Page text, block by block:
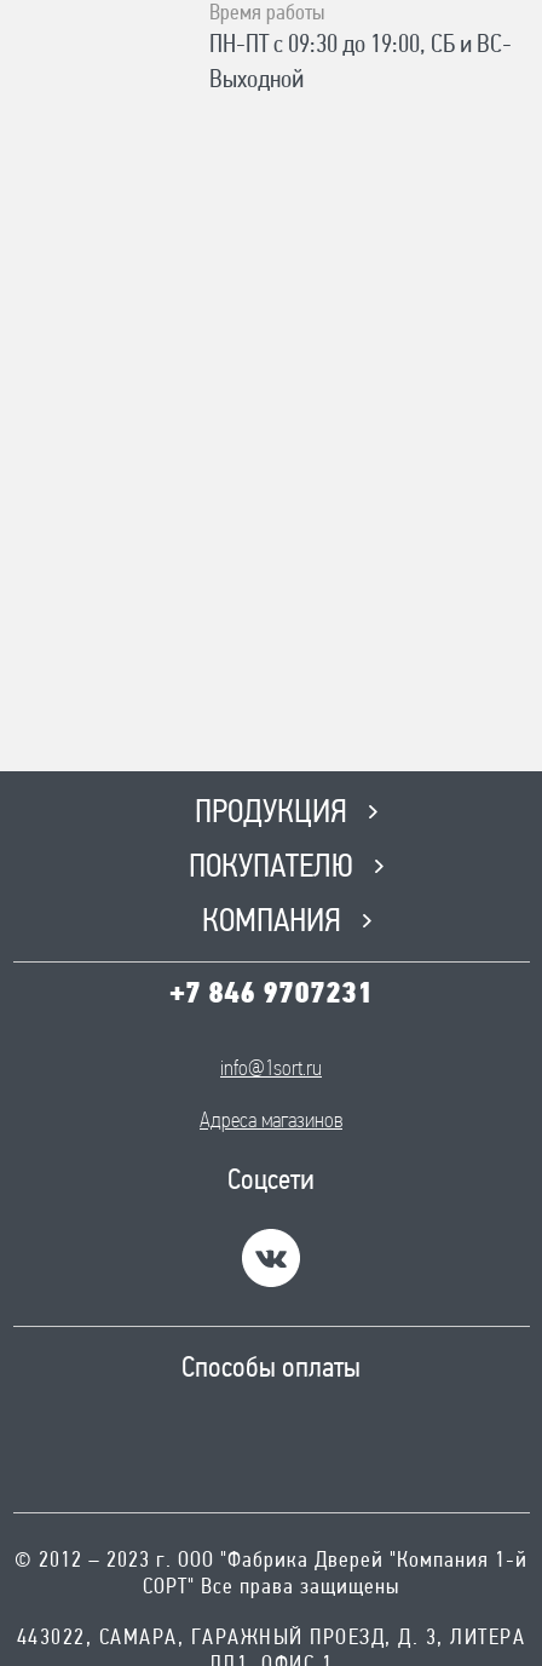
Время работы
ПН-ПТ с 09:30 до 19:00, СБ и ВС-
Выходной
ПРОДУКЦИЯ
ПОКУПАТЕЛЮ
КОМПАНИЯ
+7 846 9707231
info@1sort.ru
Адреса магазинов
Соцсети
Способы оплаты
© 2012 – 2023 г. ООО "Фабрика Дверей "Компания 1-й
СОРТ" Все права защищены
443022, САМАРА, ГАРАЖНЫЙ ПРОЕЗД, Д. 3, ЛИТЕРА